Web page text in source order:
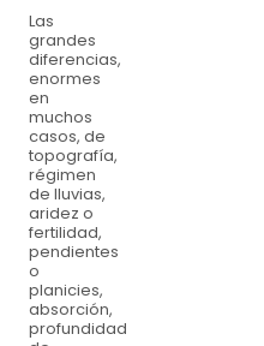
Las
grandes
diferencias,
enormes
en
muchos
casos, de
topografía,
régimen
de lluvias,
aridez o
fertilidad,
pendientes
o
planicies,
absorción,
profundidad